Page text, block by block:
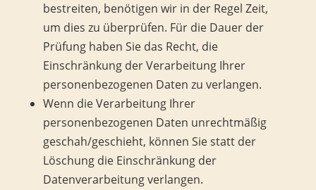
bestreiten, benötigen wir in der Regel Zeit,
um dies zu überprüfen. Für die Dauer der
Prüfung haben Sie das Recht, die
Einschränkung der Verarbeitung Ihrer
personenbezogenen Daten zu verlangen.
Wenn die Verarbeitung Ihrer
personenbezogenen Daten unrechtmäßig
geschah/geschieht, können Sie statt der
Löschung die Einschränkung der
Datenverarbeitung verlangen.